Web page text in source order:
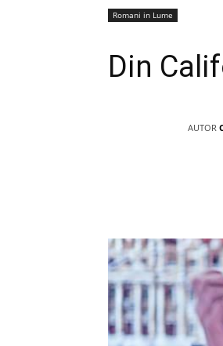
Romani in Lume
Din
AUTOR